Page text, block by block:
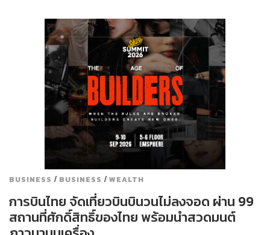
BUSINESS / BUSINESS / WEALTH
การบินไทย จัดเที่ยวบินบินวนไม่ลงจอด ผ่าน 99
สถานที่ศักดิ์สิทธิ์ของไทย พร้อมนำสวดมนต์